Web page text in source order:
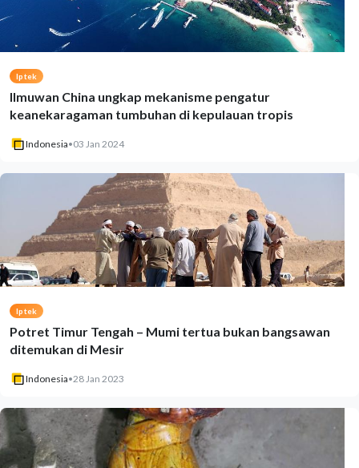
Iptek
Ilmuwan China ungkap mekanisme pengatur
keanekaragaman tumbuhan di kepulauan tropis
Indonesia•03 Jan 2024
Iptek
Potret Timur Tengah – Mumi tertua bukan bangsawan
ditemukan di Mesir
Indonesia•28 Jan 2023